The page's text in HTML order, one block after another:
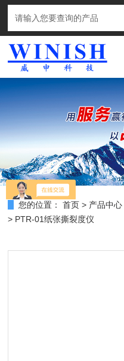
您的位置： 首页 > 产品中心
> PTR-01纸张撕裂度仪